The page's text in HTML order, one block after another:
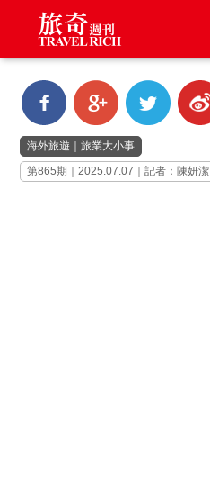
海外旅遊 ｜旅業大小事
第865期｜2025.07.07｜記者：陳妍潔